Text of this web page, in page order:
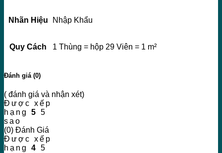
Nhãn Hiệu Nhập Khẩu
Quy Cách 1 Thùng = hộp 29 Viên = 1 m²
Đánh giá (0)
( đánh giá và nhận xét)
Được xếp
hạng 5 5
sao
(0) Đánh Giá
Được xếp
hạng 4 5